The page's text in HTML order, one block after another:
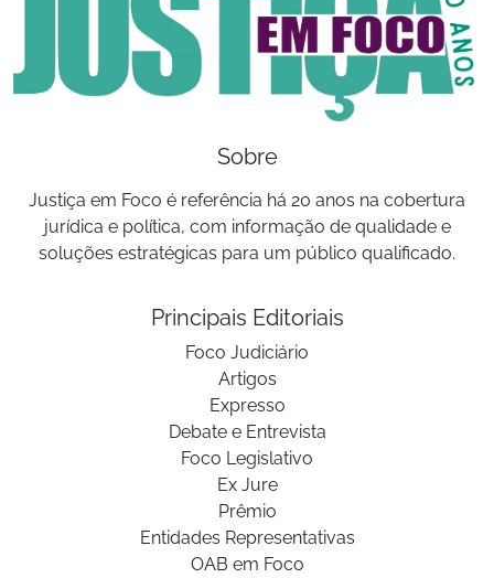
Sobre
Justiça em Foco é referência há 20 anos na cobertura
jurídica e política, com informação de qualidade e
soluções estratégicas para um público qualificado.
Principais Editoriais
Foco Judiciário
Artigos
Expresso
Debate e Entrevista
Foco Legislativo
Ex Jure
Prêmio
Entidades Representativas
OAB em Foco